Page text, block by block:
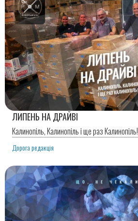
ЛИПЕНЬ НА ДРАЙВІ
Калинопіль, Калинопіль і ще раз Калинопіль!
Дорога редакція